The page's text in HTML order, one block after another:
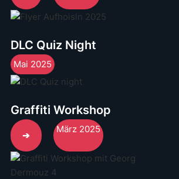
DLC Quiz Night
Mai 2025
Graffiti Workshop
➔
März 2025